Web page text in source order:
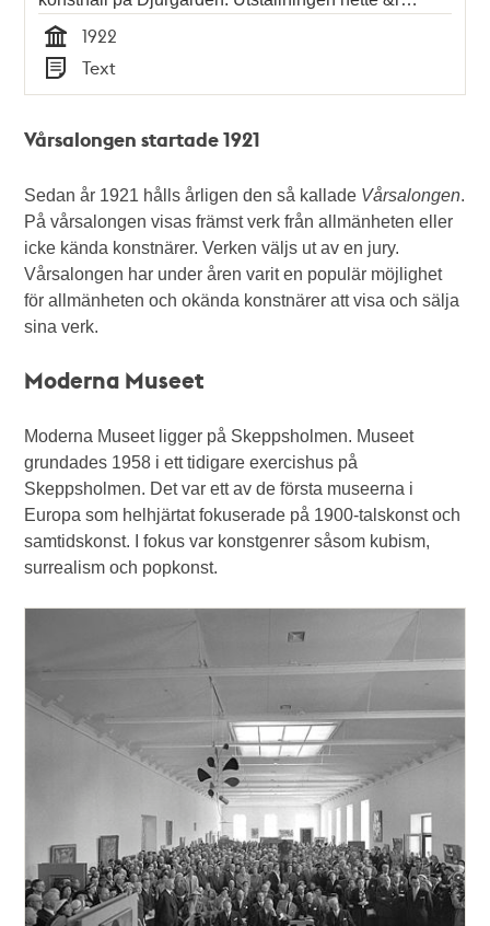
Tid
1922
Typ
Text
Vårsalongen startade 1921
Sedan år 1921 hålls årligen den så kallade Vårsalongen.
På vårsalongen visas främst verk från allmänheten eller
icke kända konstnärer. Verken väljs ut av en jury.
Vårsalongen har under åren varit en populär möjlighet
för allmänheten och okända konstnärer att visa och sälja
sina verk.
Moderna Museet
Moderna Museet ligger på Skeppsholmen. Museet
grundades 1958 i ett tidigare exercishus på
Skeppsholmen. Det var ett av de första museerna i
Europa som helhjärtat fokuserade på 1900-talskonst och
samtidskonst. I fokus var konstgenrer såsom kubism,
surrealism och popkonst.